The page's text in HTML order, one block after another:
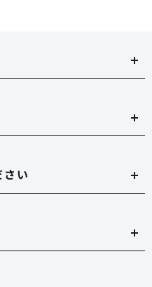
利用いただけます。
16～18時、18～20時、19～21時
さい